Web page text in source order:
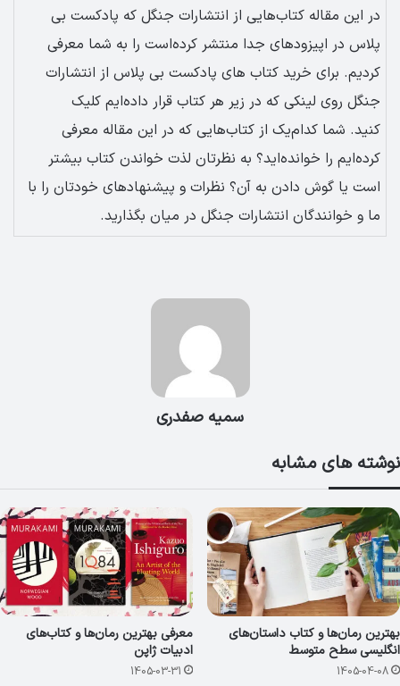
در این مقاله کتاب‌هایی از انتشارات جنگل که پادکست بی
پلاس در اپیزودهای جدا منتشر کرده‌است را به شما معرفی
کردیم. برای خرید کتاب های پادکست بی پلاس از انتشارات
جنگل روی لینکی که در زیر هر کتاب قرار داده‌ایم کلیک
کنید. شما کدام‌یک از کتاب‌هایی که در این مقاله معرفی
کرده‌ایم را خوانده‌اید؟ به نظرتان لذت خواندن کتاب بیشتر
است یا گوش دادن به آن؟ نظرات و پیشنهادهای خودتان را با
ما و خوانندگان انتشارات جنگل در میان بگذارید.
سمیه صفدری
نوشته های مشابه
بهترین رمان‌ها و کتاب داستان‌های
انگلیسی سطح متوسط
1405-04-08
معرفی بهترین رمان‌ها و کتاب‌های
ادبیات ژاپن
1405-03-31